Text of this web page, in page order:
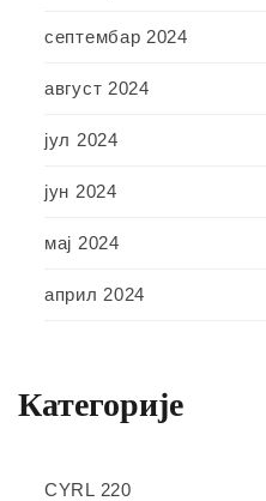
септембар 2024
август 2024
јул 2024
јун 2024
мај 2024
април 2024
Категорије
CYRL 220